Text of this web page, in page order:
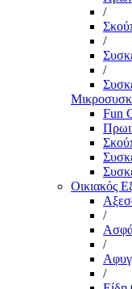
/
/
/
Fun
Οικιακός
/
/
/